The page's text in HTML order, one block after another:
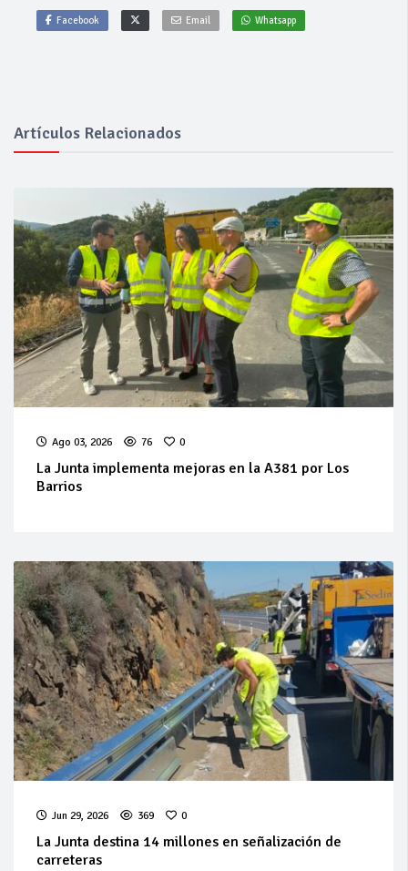
Facebook Email Whatsapp
Artículos Relacionados
Ago 03, 2026 76 0
La Junta implementa mejoras en la A381 por Los
Barrios
Jun 29, 2026 369 0
La Junta destina 14 millones en señalización de
carreteras